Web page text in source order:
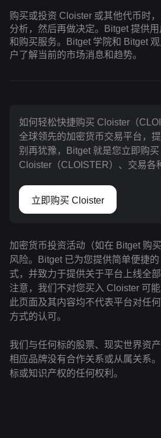
购买或投资 Cloister 或其他代币时
分析，然后再做决定。Bitget 提供
和购买服务。Bitget 学院和 Bitget
户了解当前的市场消息和趋势。
如何轻松快捷购买 Cloister（
全球领先的加密货币交易平台，
别再犹豫，Bitget 就是您立即购买
Cloister（CLOISTER）、交易各
立即购买 Cloister
加密货币投资活动（如在 Bitget 购
风险。Bitget 已为您提供简单便捷
式，并致力于提供关于平台上线全
注意，我们不对您买入 Cloister 可
此页面及其内容均不代表平台对任
方式的认可。
我们与任何标的股票、现实世界资
相应品牌没有合作关系或从属关系
标或知识产权的任何权利。